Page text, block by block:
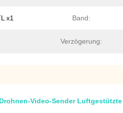
x1 Band:
Verzögerung:
Video-Sender